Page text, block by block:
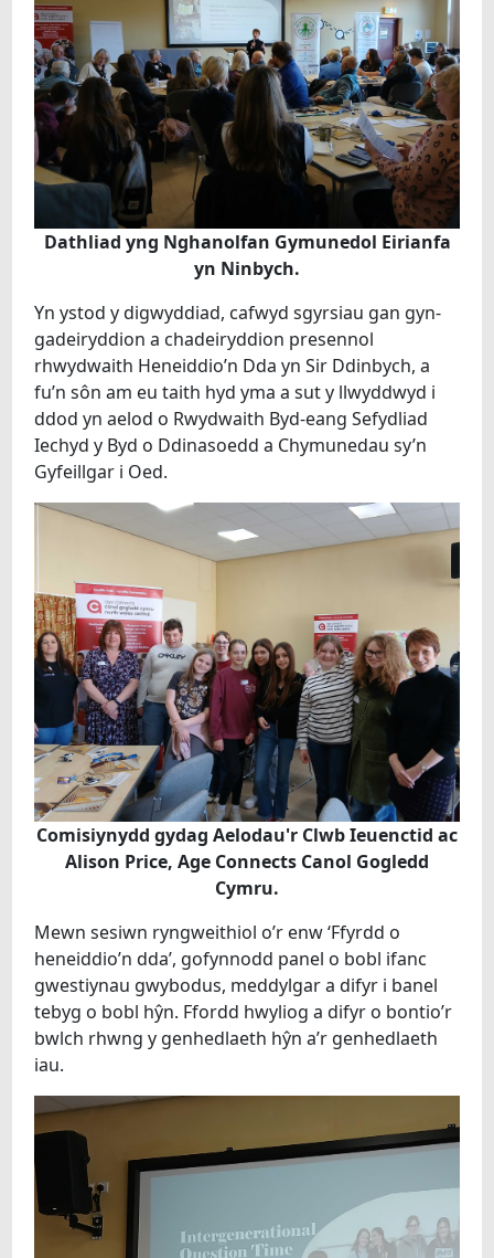
Dathliad yng Nghanolfan Gymunedol Eirianfa
yn Ninbych.
Yn ystod y digwyddiad, cafwyd sgyrsiau gan gyn-
gadeiryddion a chadeiryddion presennol
rhwydwaith Heneiddio’n Dda yn Sir Ddinbych, a
fu’n sôn am eu taith hyd yma a sut y llwyddwyd i
ddod yn aelod o Rwydwaith Byd-eang Sefydliad
Iechyd y Byd o Ddinasoedd a Chymunedau sy’n
Gyfeillgar i Oed.
Comisiynydd gydag Aelodau'r Clwb Ieuenctid ac
Alison Price, Age Connects Canol Gogledd
Cymru.
Mewn sesiwn ryngweithiol o’r enw ‘Ffyrdd o
heneiddio’n dda’, gofynnodd panel o bobl ifanc
gwestiynau gwybodus, meddylgar a difyr i banel
tebyg o bobl hŷn. Ffordd hwyliog a difyr o bontio’r
bwlch rhwng y genhedlaeth hŷn a’r genhedlaeth
iau.